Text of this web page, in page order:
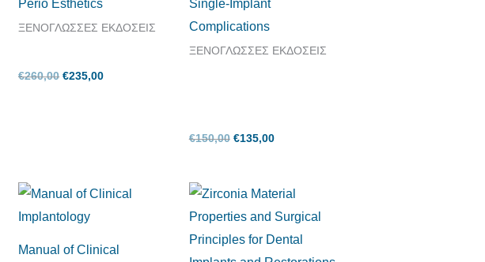
Perio Esthetics
ΞΕΝΟΓΛΩΣΣΕΣ ΕΚΔΟΣΕΙΣ
€260,00 €235,00
Single-Implant
Complications
ΞΕΝΟΓΛΩΣΣΕΣ ΕΚΔΟΣΕΙΣ
€150,00 €135,00
Manual of Clinical
Original
was:
Η
€200,00.
Original
was:
Η
τιμή
€90,00.